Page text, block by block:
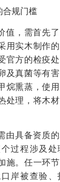
合规门槛
值，需首先
用实木制作
官方的检疫
及真菌等有
烷熏蒸，使
处理，将木
由具备资质
过程涉及
施。任一环
岸被查验、